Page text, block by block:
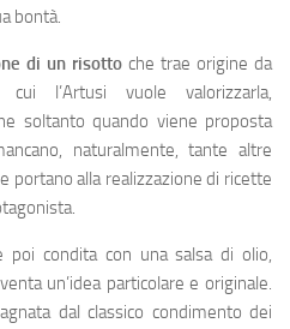
bontà.
di un risotto che trae origine da
l’Artusi vuole valorizzarla,
soltanto quando viene proposta
naturalmente, tante altre
portano alla realizzazione di ricette
poi condita con una salsa di olio,
un’idea particolare e originale.
dal classico condimento dei